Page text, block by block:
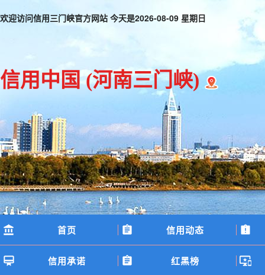
欢迎访问信用三门峡官方网站 今天是2026-08-09 星期日
信用中国(河南三门峡)
首页 信用动态
信用承诺 红黑榜